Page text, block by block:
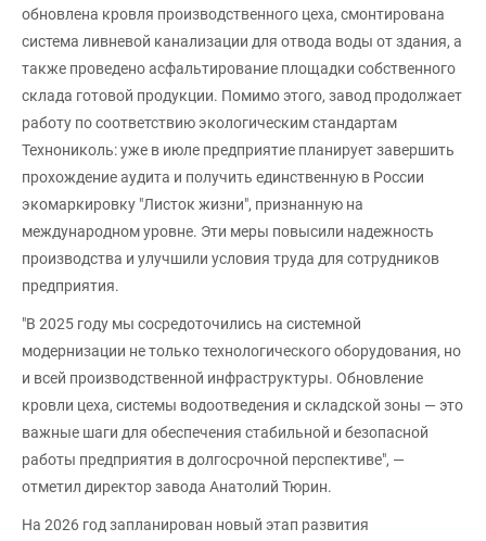
обновлена кровля производственного цеха, смонтирована
система ливневой канализации для отвода воды от здания, а
также проведено асфальтирование площадки собственного
склада готовой продукции. Помимо этого, завод продолжает
работу по соответствию экологическим стандартам
Технониколь: уже в июле предприятие планирует завершить
прохождение аудита и получить единственную в России
экомаркировку "Листок жизни", признанную на
международном уровне. Эти меры повысили надежность
производства и улучшили условия труда для сотрудников
предприятия.
"В 2025 году мы сосредоточились на системной
модернизации не только технологического оборудования, но
и всей производственной инфраструктуры. Обновление
кровли цеха, системы водоотведения и складской зоны — это
важные шаги для обеспечения стабильной и безопасной
работы предприятия в долгосрочной перспективе", —
отметил директор завода Анатолий Тюрин.
На 2026 год запланирован новый этап развития